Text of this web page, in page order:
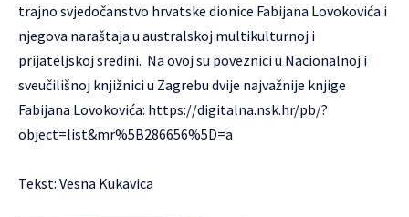
trajno svjedočanstvo hrvatske dionice Fabijana Lovokovića i
njegova naraštaja u australskoj multikulturnoj i
prijateljskoj sredini. Na ovoj su poveznici u Nacionalnoj i
sveučilišnoj knjižnici u Zagrebu dvije najvažnije knjige
Fabijana Lovokovića: https://digitalna.nsk.hr/pb/?
object=list&mr%5B286656%5D=a
Tekst: Vesna Kukavica